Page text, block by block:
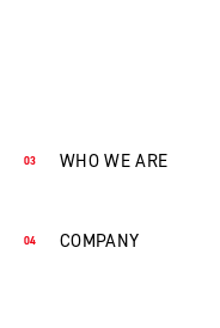
WHO WE ARE
COMPANY